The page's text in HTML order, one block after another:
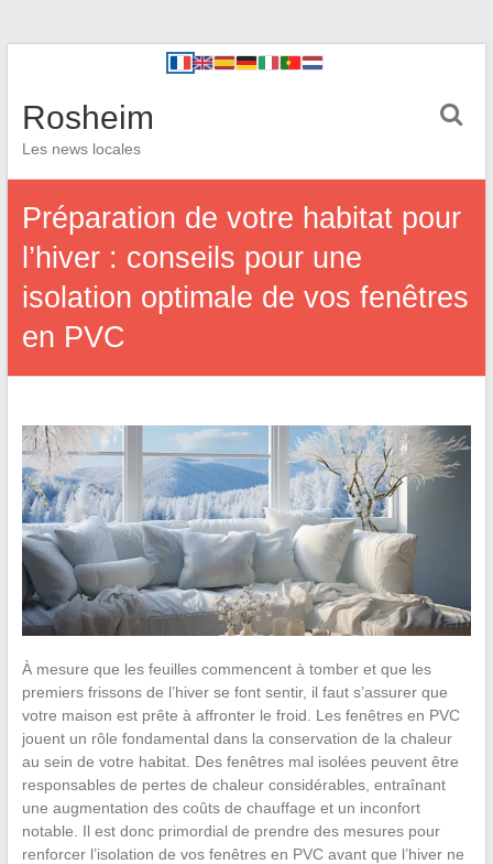
Rosheim
Les news locales
Préparation de votre habitat pour
l’hiver : conseils pour une
isolation optimale de vos fenêtres
en PVC
À mesure que les feuilles commencent à tomber et que les
premiers frissons de l’hiver se font sentir, il faut s’assurer que
votre maison est prête à affronter le froid. Les fenêtres en PVC
jouent un rôle fondamental dans la conservation de la chaleur
au sein de votre habitat. Des fenêtres mal isolées peuvent être
responsables de pertes de chaleur considérables, entraînant
une augmentation des coûts de chauffage et un inconfort
notable. Il est donc primordial de prendre des mesures pour
renforcer l’isolation de vos fenêtres en PVC avant que l’hiver ne